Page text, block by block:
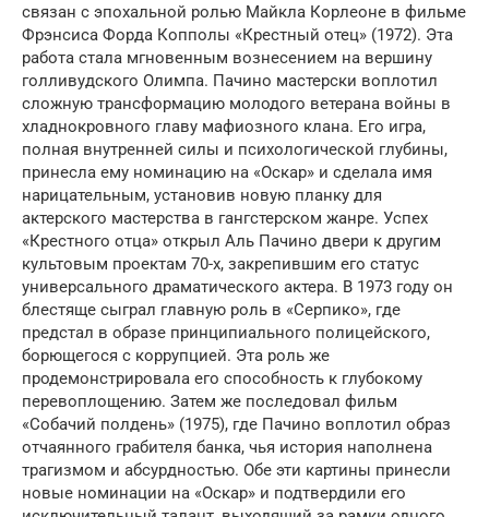
связан с эпохальной ролью Майкла Корлеоне в фильме
Фрэнсиса Форда Копполы «Крестный отец» (1972). Эта
работа стала мгновенным вознесением на вершину
голливудского Олимпа. Пачино мастерски воплотил
сложную трансформацию молодого ветерана войны в
хладнокровного главу мафиозного клана. Его игра,
полная внутренней силы и психологической глубины,
принесла ему номинацию на «Оскар» и сделала имя
нарицательным, установив новую планку для
актерского мастерства в гангстерском жанре. Успех
«Крестного отца» открыл Аль Пачино двери к другим
культовым проектам 70-х, закрепившим его статус
универсального драматического актера. В 1973 году он
блестяще сыграл главную роль в «Серпико», где
предстал в образе принципиального полицейского,
борющегося с коррупцией. Эта роль же
продемонстрировала его способность к глубокому
перевоплощению. Затем же последовал фильм
«Собачий полдень» (1975), где Пачино воплотил образ
отчаянного грабителя банка, чья история наполнена
трагизмом и абсурдностью. Обе эти картины принесли
новые номинации на «Оскар» и подтвердили его